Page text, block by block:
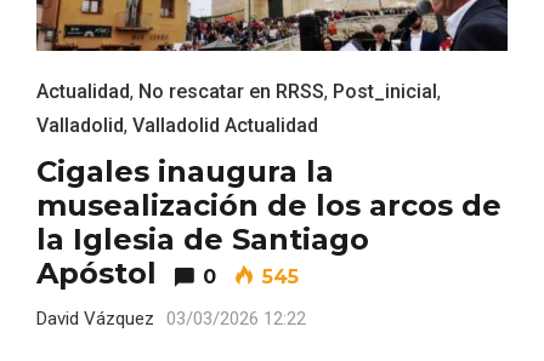
Actualidad, No rescatar en RRSS, Post_inicial ,
Valladolid, Valladolid Actualidad
Cigales inaugura la
musealización de los arcos de
la Iglesia de Santiago
Apóstol
0 545
David Vázquez 03/03/2026 12:22
La zonificación como recurso turístico
de la Ruta del Vino de Rueda